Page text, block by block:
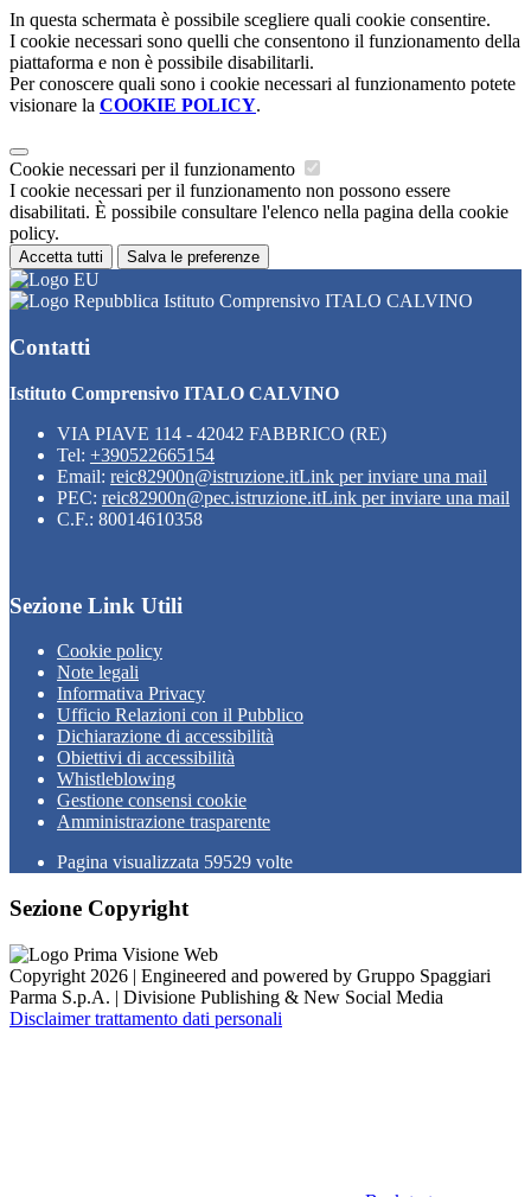
In questa schermata è possibile scegliere quali cookie consentire.
I cookie necessari sono quelli che consentono il funzionamento della
piattaforma e non è possibile disabilitarli.
Per conoscere quali sono i cookie necessari al funzionamento potete
visionare la COOKIE POLICY.
Cookie necessari per il funzionamento
I cookie necessari per il funzionamento non possono essere
disabilitati. È possibile consultare l'elenco nella pagina della cookie
policy.
Accetta tutti Salva le preferenze
Istituto Comprensivo ITALO CALVINO
Contatti
Istituto Comprensivo ITALO CALVINO
VIA PIAVE 114 - 42042 FABBRICO (RE)
Tel: +390522665154
Email: reic82900n@istruzione.itLink per inviare una mail
PEC: reic82900n@pec.istruzione.itLink per inviare una mail
C.F.: 80014610358
Sezione Link Utili
Cookie policy
Note legali
Informativa Privacy
Ufficio Relazioni con il Pubblico
Dichiarazione di accessibilità
Obiettivi di accessibilità
Whistleblowing
Gestione consensi cookie
Amministrazione trasparente
Pagina visualizzata 59529 volte
Sezione Copyright
Copyright 2026 | Engineered and powered by Gruppo Spaggiari
Parma S.p.A. | Divisione Publishing & New Social Media
Disclaimer trattamento dati personali